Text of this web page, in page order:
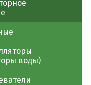
воды)